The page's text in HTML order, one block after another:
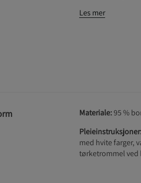
Les mer
Materiale:95 %
med hvite farger,
tørketrommel ved